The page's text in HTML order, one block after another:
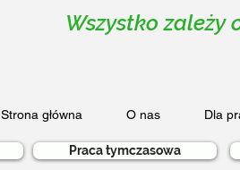
Wszystko zależy
Strona główna O nas Dla
Praca tymczasowa